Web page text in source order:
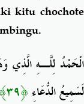
kitu chochote
الْحَمْدُ لِلَّـهِ الَّذِي
لَسَمِيعُ الدُّعَاءِ﴿٣٩﴾